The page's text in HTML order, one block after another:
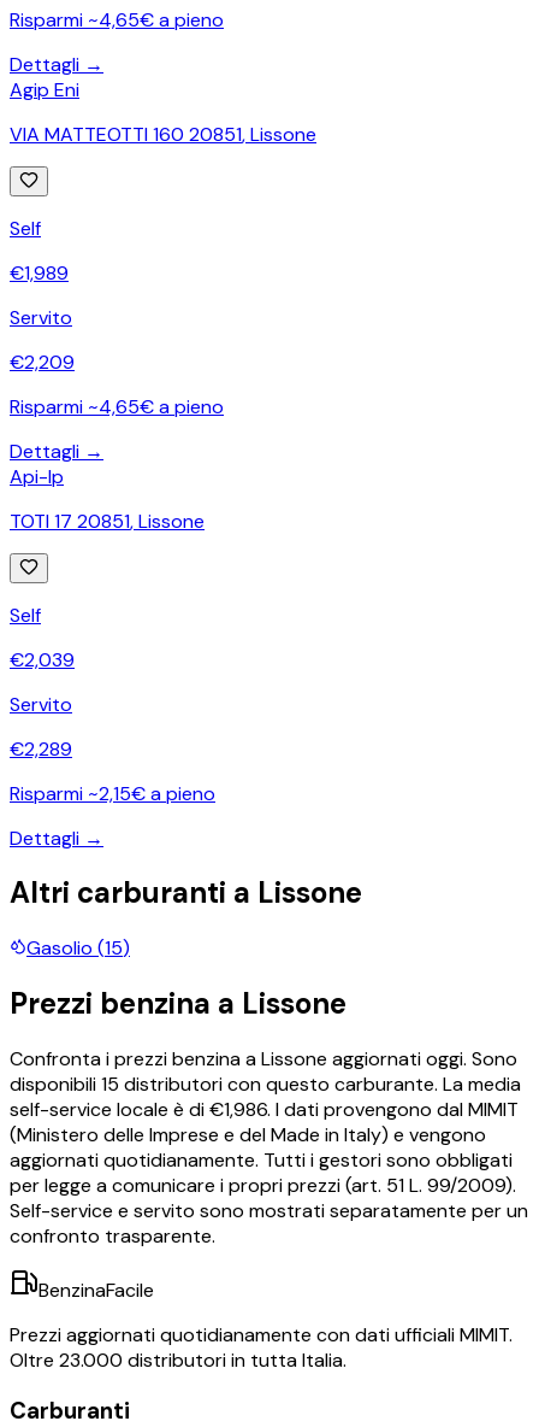
Risparmi ~4,65€ a pieno
Dettagli →
Agip Eni
VIA MATTEOTTI 160 20851,Lissone
Self
€1,989
Servito
€2,209
Risparmi ~4,65€ a pieno
Dettagli →
Api-Ip
TOTI 17 20851,Lissone
Self
€2,039
Servito
€2,289
Risparmi ~2,15€ a pieno
Dettagli →
Altri carburanti a Lissone
Gasolio (15)
Prezzi benzina a Lissone
Confronta i prezzibenzinaaLissone aggiornati oggi. Sono
disponibili15 distributori con questo carburante. La media
self-service locale è di €1,986. I dati provengono dal MIMIT
(Ministero delle Imprese e del Made in Italy) e vengono
aggiornati quotidianamente. Tutti i gestori sono obbligati
per legge a comunicare i propri prezzi (art. 51 L. 99/2009).
Self-service e servito sono mostrati separatamente per un
confronto trasparente.
BenzinaFacile
Prezzi aggiornati quotidianamente con dati ufficiali MIMIT.
Oltre 23.000 distributori in tutta Italia.
Carburanti